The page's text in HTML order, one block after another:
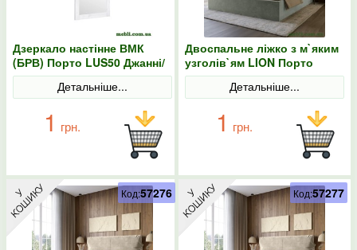
Дзеркало настінне ВМК
(БРВ) Порто LUS50 Джанні/
Сосна ларіко
Детальніше...
1 грн.
Двоспальне ліжко з м`яким
узголів`ям LION Порто
Парадіз 02 160х200
Детальніше...
1 грн.
Код:57276 Код:57277